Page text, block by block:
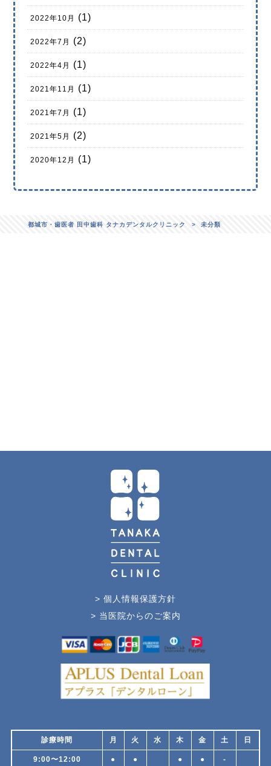
2022年10月 (1)
2022年7月 (2)
2022年4月 (1)
2021年11月 (1)
2021年7月 (1)
2021年5月 (2)
2020年12月 (1)
都城市・歯医者 田中歯科 タナカデンタルクリニック > 未分類
> 個人情報保護方針
> 当医院からのご案内
診療時間 月 火 水 木 金 土 日
9:00〜12:00 ● ● ● ● -